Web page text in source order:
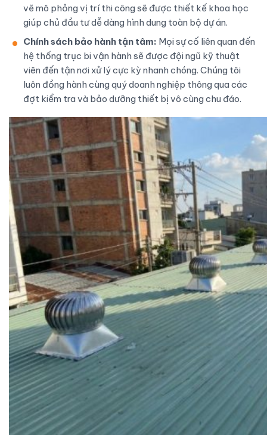
vẽ mô phỏng vị trí thi công sẽ được thiết kế khoa học
giúp chủ đầu tư dễ dàng hình dung toàn bộ dự án.
Chính sách bảo hành tận tâm: Mọi sự cố liên quan đến
hệ thống trục bi vận hành sẽ được đội ngũ kỹ thuật
viên đến tận nơi xử lý cực kỳ nhanh chóng. Chúng tôi
luôn đồng hành cùng quý doanh nghiệp thông qua các
đợt kiểm tra và bảo dưỡng thiết bị vô cùng chu đáo.